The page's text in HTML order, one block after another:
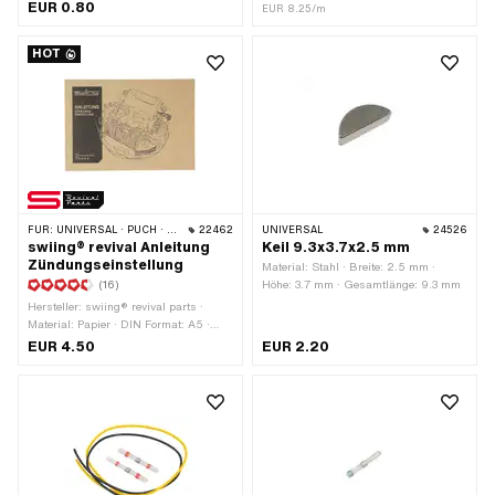
Werkstattzubehör
EUR 0.80
· Gesamtlänge: 400 mm ·
EUR 8.25/m
HOT
FÜR: UNIVERSAL · PUCH · SACHS · PIAGGIO · ZÜNDAPP BELMONDO 22462
swiing® revival Anleitung
Zündungseinstellung
(16)
Hersteller: swiing® revival parts ·
Material: Papier · DIN Format: A5 ·
Anzahl Seiten: 17 Stk. · Sprache:
EUR 4.50
UNIVERSAL 24526
Keil 9.3x3.7x2.5 mm
Material: Stahl · Breite: 2.5 mm ·
Höhe: 3.7 mm · Gesamtlänge: 9.3 mm
EUR 2.20